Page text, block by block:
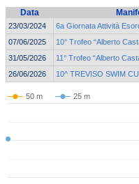
Data
23/03/2024
6a Giornata Attività
07/06/2025
10° Trofeo “Alberto
31/05/2026
11° Trofeo “Alberto
26/06/2026
10^ TREVISO SWIM
50 m 25 m